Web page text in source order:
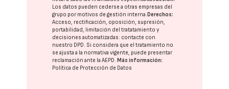
Los datos pueden cederse a otras empresas del
grupo por motivos de gestión interna. Derechos:
Acceso, rectificación, oposición, supresión,
portabilidad, limitación del tratatamiento y
decisiones automatizadas: contacte con
nuestro DPD. Si considera que el tratamiento no
se ajusta a la normativa vigente, puede presentar
reclamación ante laAEPD. Más información:
Política de Protección de Datos